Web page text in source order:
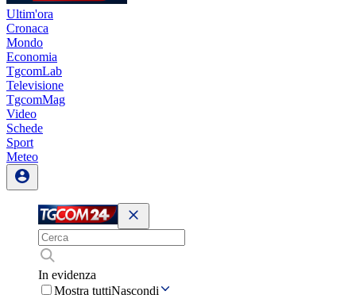
Ultim'ora
Cronaca
Mondo
Economia
TgcomLab
Televisione
TgcomMag
Video
Schede
Sport
Meteo
In evidenza
Mostra tuttiNascondi